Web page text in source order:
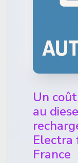
Un
au
France